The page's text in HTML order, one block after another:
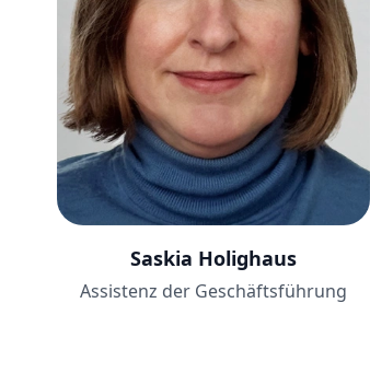
Saskia Holighaus
Assistenz der Geschäftsführung